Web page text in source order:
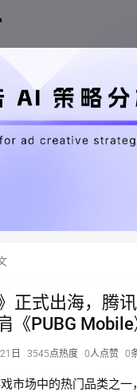
正式出海，腾
《PUBG Mobile
日 3545点热度 0人点赞 0
市场中的热门品类之一